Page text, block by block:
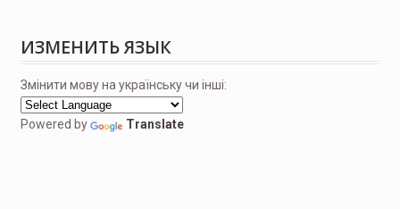
ИЗМЕНИТЬ ЯЗЫК
Змінити мову на українську чи інші:
Powered by Translate